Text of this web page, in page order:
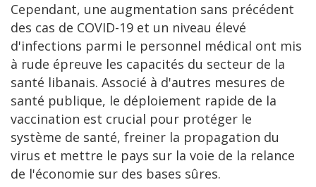
Cependant, une augmentation sans précédent
des cas de COVID-19 et un niveau élevé
d'infections parmi le personnel médical ont mis
à rude épreuve les capacités du secteur de la
santé libanais. Associé à d'autres mesures de
santé publique, le déploiement rapide de la
vaccination est crucial pour protéger le
système de santé, freiner la propagation du
virus et mettre le pays sur la voie de la relance
de l'économie sur des bases sûres.